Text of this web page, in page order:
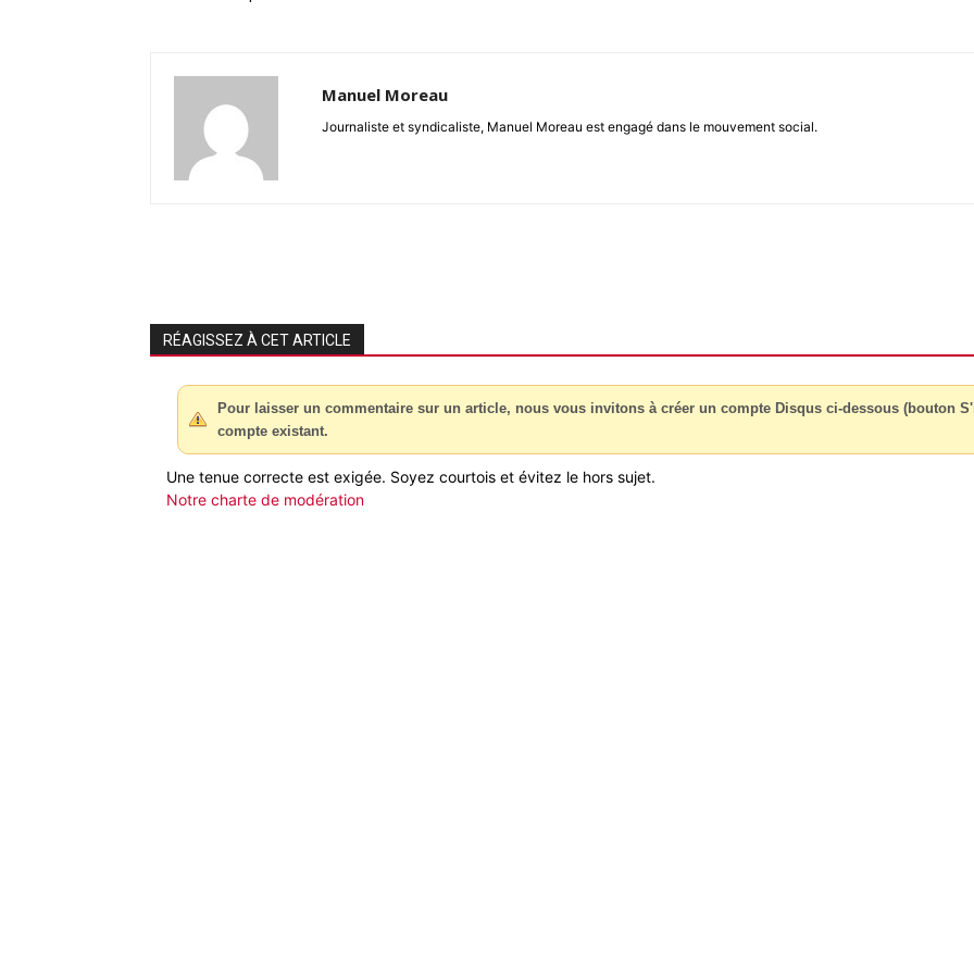
Manuel Moreau
Journaliste et syndicaliste, Manuel Moreau est engagé dans le mouvement social.
RÉAGISSEZ À CET ARTICLE
Pour laisser un commentaire sur un article, nous vous invitons à créer un compte Disqus ci-dessous (bouton
compte existant.
Une tenue correcte est exigée. Soyez courtois et évitez le hors sujet.
Notre charte de modération